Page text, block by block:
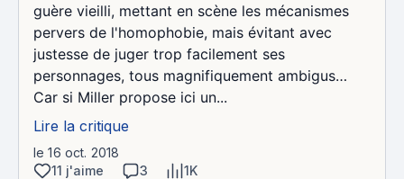
guère vieilli, mettant en scène les mécanismes
pervers de l'homophobie, mais évitant avec
justesse de juger trop facilement ses
personnages, tous magnifiquement ambigus…
Car si Miller propose ici un...
Lire la critique
le 16 oct. 2018
11 j'aime
3 1K